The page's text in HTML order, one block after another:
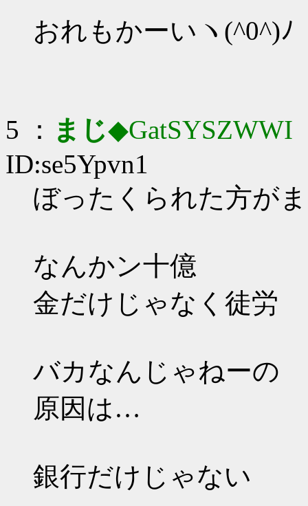
おれもかーいヽ(^0^)ﾉ
5 ： まじ◆GatSYSZWWI
ID:se5Ypvn1
ぼったくられた方が
なんかン十億
金だけじゃなく徒労
バカなんじゃねーの
原因は…
銀行だけじゃない